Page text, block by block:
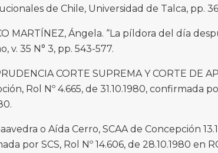
de Chile, Universidad de Talca, pp.
MARTÍNEZ, Ángela. “La píldora del día
v. 35 N° 3, pp. 543-577.
CORTE SUPREMA Y CORTE DE
Rol Nº 4.665, de 31.10.1980, confirmada
o Aída Cerro, SCAA de Concepción
por SCS, Rol Nº 14.606, de 28.10.1980 en